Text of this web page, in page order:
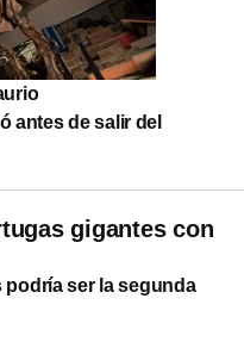
antes de salir del
gigantes con
ser la segunda